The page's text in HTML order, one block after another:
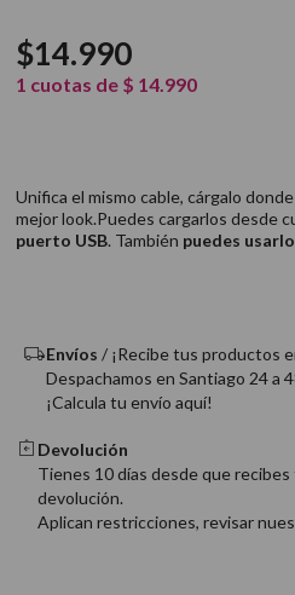
$14.990
1 cuotas de $ 14.990
Unifica el mismo cable, cárgalo
mejor look.Puedes cargarlos desde
puerto USB. También puedes
Envíos / ¡Recibe tus productos
Despachamos en Santiago 24 a
¡Calcula tu envío aquí!
Devolución
Tienes 10 días desde que
devolución.
Aplican restricciones, revisar
5. cepillo
6. gama
9. acondicionador
10 . protector térmico